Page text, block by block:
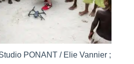
PONANT / Elie Vannier ;